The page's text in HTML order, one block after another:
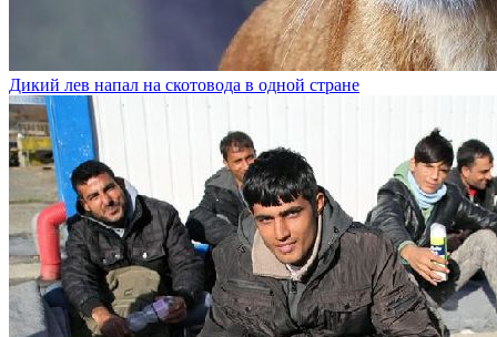
Дикий лев напал на скотовода в одной стране